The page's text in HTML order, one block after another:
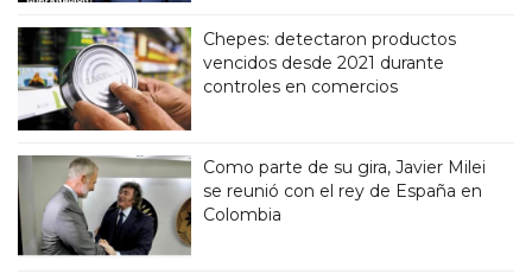
Chepes: detectaron productos
vencidos desde 2021 durante
controles en comercios
Como parte de su gira, Javier Milei
se reunió con el rey de España en
Colombia